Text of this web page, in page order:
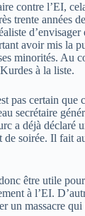
contre l’EI,
trente années
avoir mis la
minorités. Au
à la liste.
certain que
secrétaire
a déjà
soirée. Il fait
être utile
à l’EI.
un massacre